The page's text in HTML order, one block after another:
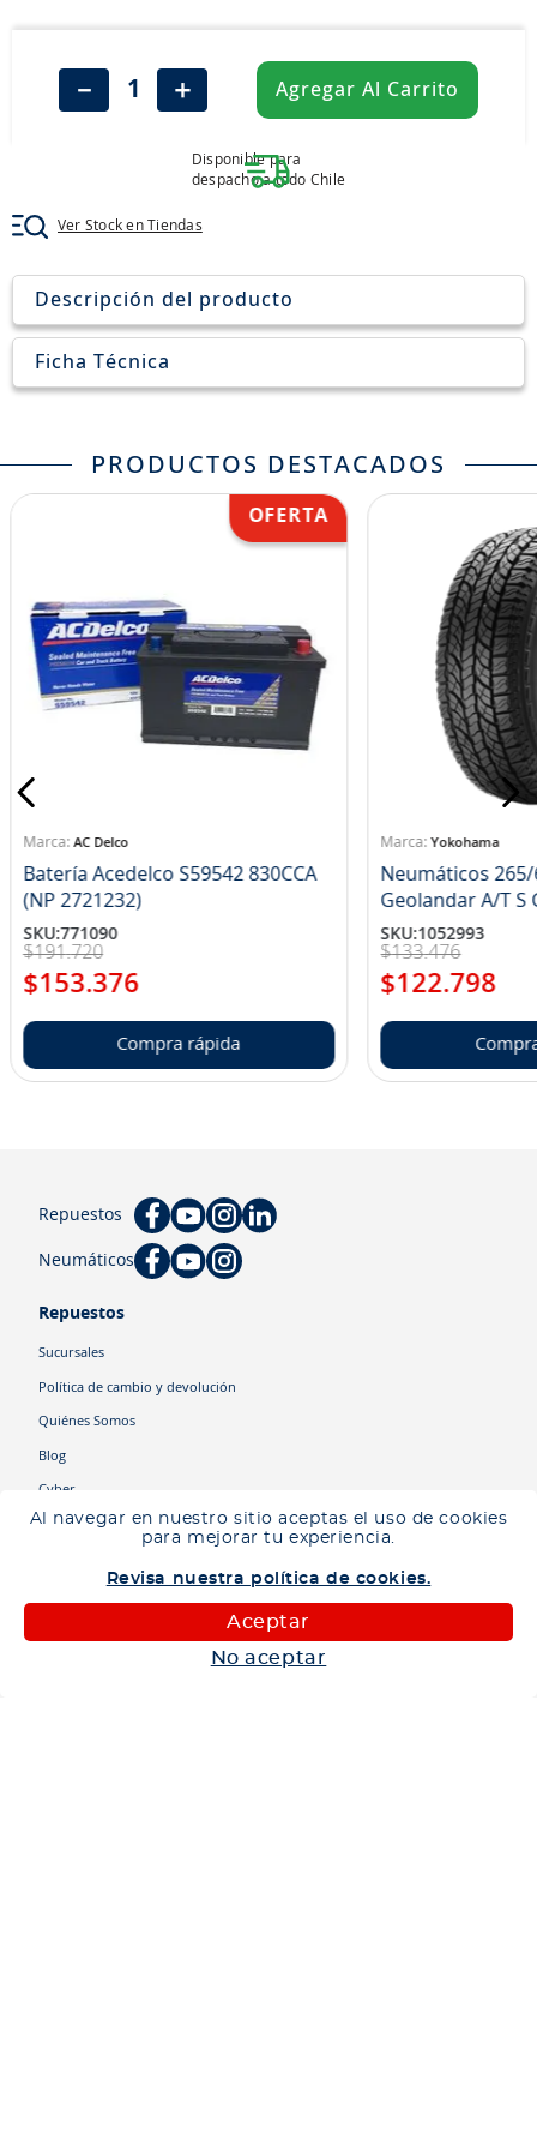
Al navegar en nuestro sitio aceptas el uso de cookies
para mejorar tu experiencia.
Revisa nuestra política de cookies.
Aceptar
No aceptar
＋
－ Agregar Al Carrito
Disponible para
despacho a todo Chile
Ver Stock en Tiendas
Descripción del producto
Ficha Técnica
PRODUCTOS DESTACADOS
AC Delco
Batería Acedelco S59542 830CCA
(NP 2721232)
SKU:771090
$191.720
$153.376
Compra rápida
Yokohama
Neumáticos 265/
SKU:1052993
$133.476
$122.798
Repuestos
Neumáticos
Repuestos
Sucursales
Política de cambio y devolución
Quiénes Somos
Blog
Cyber
neumáticos 235